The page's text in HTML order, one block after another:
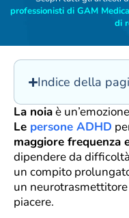
professionisti di GAM
di
Indice della
La noiaè
Le persone ADHD
maggiore frequenza
dipendere da
un compito
un
piacere.